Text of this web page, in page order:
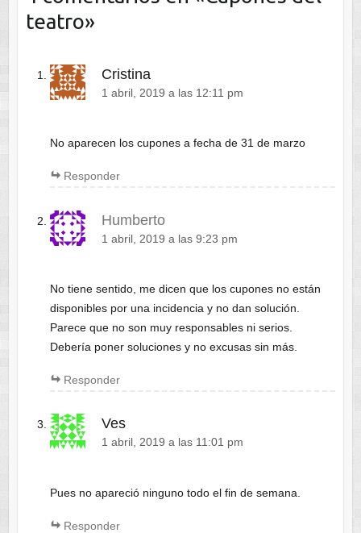
teatro»
Cristina
1 abril, 2019 a las 12:11 pm
No aparecen los cupones a fecha de 31 de marzo
Responder
Humberto
1 abril, 2019 a las 9:23 pm
No tiene sentido, me dicen que los cupones no están
disponibles por una incidencia y no dan solución.
Parece que no son muy responsables ni serios.
Debería poner soluciones y no excusas sin más.
Responder
Ves
1 abril, 2019 a las 11:01 pm
Pues no apareció ninguno todo el fin de semana.
Responder